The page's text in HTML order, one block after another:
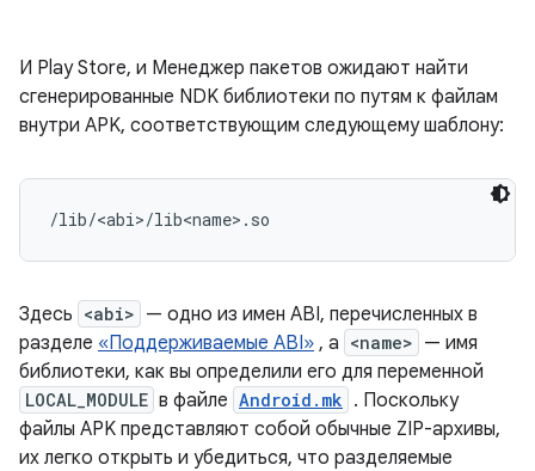
И Play Store, и Менеджер пакетов ожидают найти
сгенерированные NDK библиотеки по путям к файлам
внутри APK, соответствующим следующему шаблону:
Здесь <abi> — одно из имен ABI, перечисленных в
разделе «Поддерживаемые ABI» , а <name> — имя
библиотеки, как вы определили его для переменной
LOCAL_MODULE в файле Android.mk . Поскольку
файлы APK представляют собой обычные ZIP-архивы,
их легко открыть и убедиться, что разделяемые